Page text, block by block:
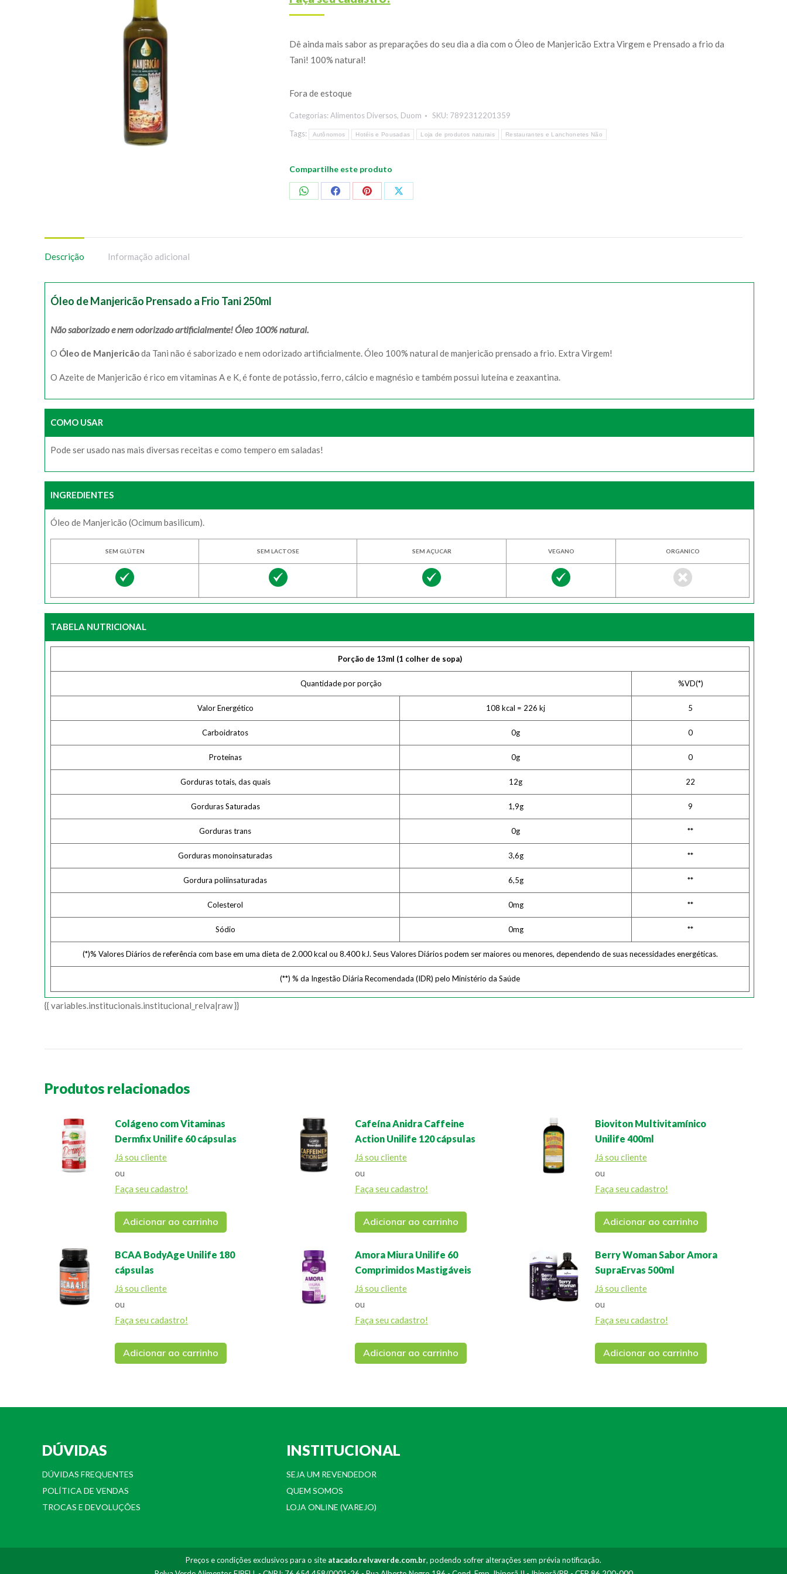
Dê ainda mais sabor as preparações do seu dia a dia com o Óleo de Manjericão Extra Virgem e Prensado a frio da
Tani! 100% natural!
Fora de estoque
Categorias: Alimentos Diversos, Duom SKU: 7892312201359
Tags:
Autônomos Hotéis e Pousadas Loja de produtos naturais Restaurantes e Lanchonetes Não
Compartilhe este produto
CompartilharCompartilharCompartilharCompartilhar
Descrição Informação adicional
Óleo de Manjericão Prensado a Frio Tani 250ml
Não saborizado e nem odorizado artificialmente! Óleo 100% natural.
O Óleo de Manjericãoda Tani não é saborizado e nem odorizado artificialmente. Óleo 100% natural de manjericão prensado a frio. Extra Virgem!
O Azeite de Manjericão é rico em vitaminas A e K, é fonte de potássio, ferro, cálcio e magnésio e também possui luteína e zeaxantina.
COMO USAR
Pode ser usado nas mais diversas receitas e como tempero em saladas!
INGREDIENTES
Óleo de Manjericão (Ocimum basilicum).
SEM GLÚTEN SEM LACTOSE SEM AÇUCAR VEGANO ORGANICO
TABELA NUTRICIONAL
Porção de 13ml (1 colher de sopa)
Quantidade por porção %VD(*)
Valor Energético 108 kcal = 226 kj 5
Carboidratos 0g 0
Proteínas 0g 0
Gorduras totais, das quais 12g 22
Gorduras Saturadas 1,9g 9
Gorduras trans 0g **
Gorduras monoinsaturadas 3,6g **
Gordura poliinsaturadas 6,5g **
Colesterol 0mg **
Sódio 0mg **
(*)% Valores Diários de referência com base em uma dieta de 2.000 kcal ou 8.400 kJ. Seus Valores Diários podem ser maiores ou menores, dependendo de suas necessidades energéticas.
(**) % da Ingestão Diária Recomendada (IDR) pelo Ministério da Saúde
{{ variables.institucionais.institucional_relva|raw }}
Produtos relacionados
Colágeno com Vitaminas
Dermfix Unilife 60 cápsulas
Já sou cliente
ou
Faça seu cadastro!
Adicionar ao carrinho
Cafeína Anidra Caffeine
Action Unilife 120 cápsulas
Já sou cliente
ou
Faça seu cadastro!
Adicionar ao carrinho
Bioviton Multivitamínico
Unilife 400ml
Já sou cliente
ou
Faça seu cadastro!
Adicionar ao carrinho
BCAA BodyAge Unilife 180
cápsulas
Já sou cliente
ou
Faça seu cadastro!
Adicionar ao carrinho
Amora Miura Unilife 60
Comprimidos Mastigáveis
Já sou cliente
ou
Faça seu cadastro!
Adicionar ao carrinho
Berry Woman Sabor Amora
SupraErvas 500ml
Já sou cliente
ou
Faça seu cadastro!
Adicionar ao carrinho
DÚVIDAS
DÚVIDAS FREQUENTES
POLÍTICA DE VENDAS
TROCAS E DEVOLUÇÕES
INSTITUCIONAL
SEJA UM REVENDEDOR
QUEM SOMOS
LOJA ONLINE (VAREJO)
Preços e condições exclusivos para o site atacado.relvaverde.com.br, podendo sofrer alterações sem prévia notificação.